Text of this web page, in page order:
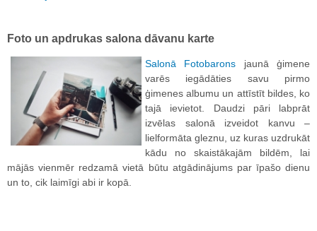
Foto un apdrukas salona dāvanu karte
Salonā Fotobarons jaunā ģimene
varēs iegādāties savu pirmo
ģimenes albumu un attīstīt bildes, ko
tajā ievietot. Daudzi pāri labprāt
izvēlas salonā izveidot kanvu –
lielformāta gleznu, uz kuras uzdrukāt
kādu no skaistākajām bildēm, lai
mājās vienmēr redzamā vietā būtu atgādinājums par īpašo dienu
un to, cik laimīgi abi ir kopā.